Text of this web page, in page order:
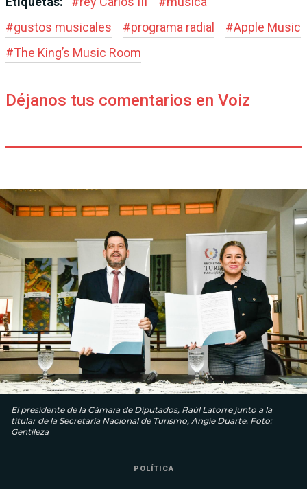
#gustos musicales #programa radial #Apple Music
#The King’s Music Room
Déjanos tus comentarios en Voiz
El presidente de la Cámara de Diputados, Raúl Latorre junto a la
titular de la Secretaría Nacional de Turismo, Angie Duarte. Foto:
Gentileza
POLÍTICA